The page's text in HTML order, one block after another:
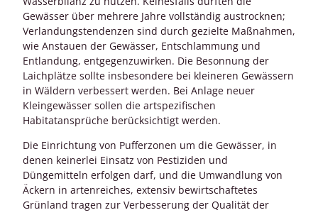
Gewässer über mehrere Jahre vollständig austrocknen;
Verlandungstendenzen sind durch gezielte Maßnahmen,
wie Anstauen der Gewässer, Entschlammung und
Entlandung, entgegenzuwirken. Die Besonnung der
Laichplätze sollte insbesondere bei kleineren Gewässern
in Wäldern verbessert werden. Bei Anlage neuer
Kleingewässer sollen die artspezifischen
Habitatansprüche berücksichtigt werden.
Die Einrichtung von Pufferzonen um die Gewässer, in
denen keinerlei Einsatz von Pestiziden und
Düngemitteln erfolgen darf, und die Umwandlung von
Äckern in artenreiches, extensiv bewirtschaftetes
Grünland tragen zur Verbesserung der Qualität der